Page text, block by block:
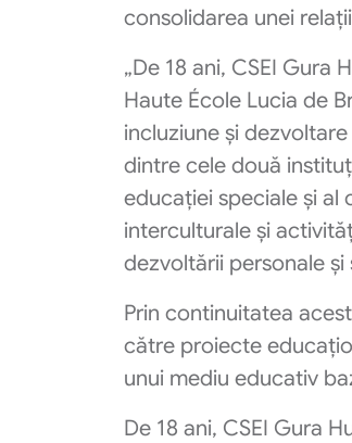
consolidarea unei
„De 18 ani, CSEI
Haute École Lucia de
incluziune și
dintre cele două
educației speciale și
interculturale și
dezvoltării personale
Prin continuitatea
către proiecte
unui mediu educativ
De 18 ani, CSEI Gura